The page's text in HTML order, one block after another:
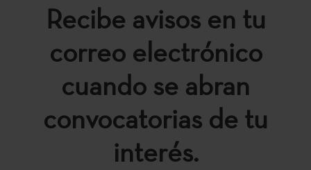
Recibe avisos en tu
correo electrónico
cuando se abran
convocatorias de tu
interés.